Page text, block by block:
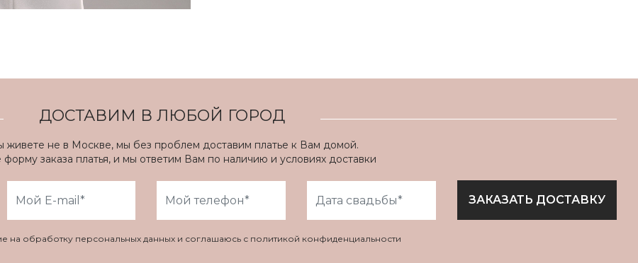
ДОСТАВИМ В ЛЮБОЙ ГОРОД
живете не в Москве, мы без проблем доставим платье к Вам домой.
форму заказа платья, и мы ответим Вам по наличию и условиях доставки
ЗАКАЗАТЬ ДОСТАВКУ
на обработку персональных данных и соглашаюсь с политикой конфиденциальности